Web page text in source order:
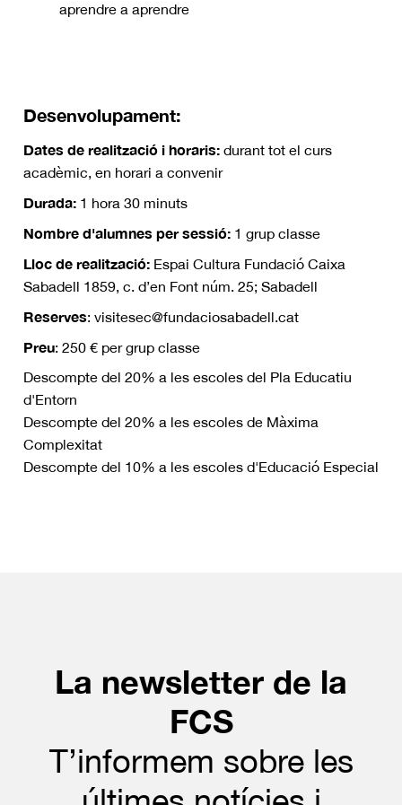
aprendre a aprendre
Desenvolupament:
Dates de realització i horaris: durant tot el curs
acadèmic, en horari a convenir
Durada: 1 hora 30 minuts
Nombre d'alumnes per sessió: 1 grup classe
Lloc de realització: Espai Cultura Fundació Caixa
Sabadell 1859, c. d’en Font núm. 25; Sabadell
Reserves: visitesec@fundaciosabadell.cat
Preu: 250 € per grup classe
Descompte del 20% a les escoles del Pla Educatiu
d'Entorn
Descompte del 20% a les escoles de Màxima
Complexitat
Descompte del 10% a les escoles d'Educació Especial
La newsletter de la
FCS
T’informem sobre les